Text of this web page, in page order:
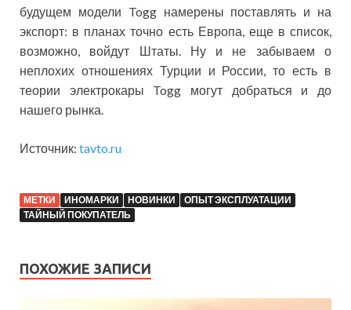
будущем модели Togg намерены поставлять и на
экспорт: в планах точно есть Европа, еще в список,
возможно, войдут Штаты. Ну и не забываем о
неплохих отношениях Турции и России, то есть в
теории электрокары Togg могут добраться и до
нашего рынка.
Источник: tavto.ru
МЕТКИ ИНОМАРКИ НОВИНКИ
ОПЫТ ЭКСПЛУАТАЦИИ
ТАЙНЫЙ ПОКУПАТЕЛЬ
ПОХОЖИЕ ЗАПИСИ